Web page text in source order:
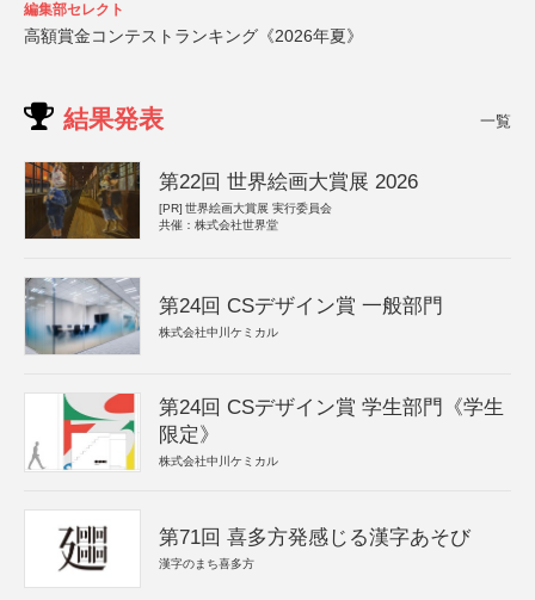
編集部セレクト
高額賞金コンテストランキング《2026年夏》
結果発表 一覧
第22回 世界絵画大賞展 2026
[PR] 世界絵画大賞展 実行委員会
共催：株式会社世界堂
第24回 CSデザイン賞 一般部門
株式会社中川ケミカル
第24回 CSデザイン賞 学生部門《学生
限定》
株式会社中川ケミカル
第71回 喜多方発感じる漢字あそび
漢字のまち喜多方